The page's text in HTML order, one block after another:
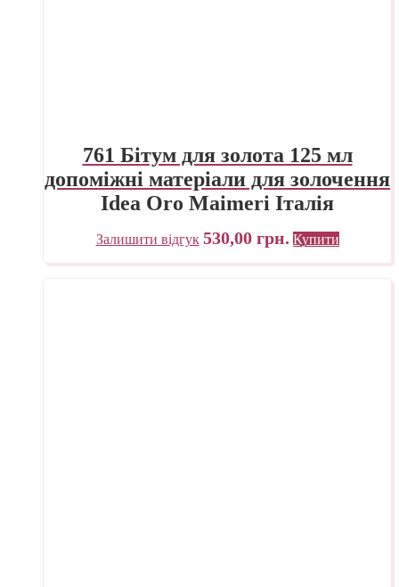
761 Бітум для золота 125 мл
допоміжні матеріали для золочення
Idea Oro Maimeri Італія
Залишити відгук 530,00 грн. Купити